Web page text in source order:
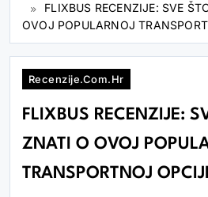
FLIXBUS RECENZIJE: SVE
OVOJ POPULARNOJ
Recenzije.com.hr
FLIXBUS RECENZIJE:
ZNATI O OVOJ
TRANSPORTNOJ OPCIJI